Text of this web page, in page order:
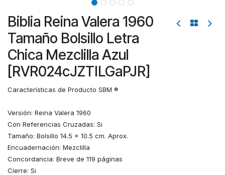
Biblia Reina Valera 1960
Tamaño Bolsillo Letra
Chica Mezclilla Azul
[RVR024cJZTILGaPJR]
Características de Producto SBM ®
Versión: Reina Valera 1960
Con Referencias Cruzadas: Si
Tamaño: Bolsillo 14.5 x 10.5 cm. Aprox.
Encuadernación: Mezclilla
Concordancia: Breve de 119 páginas
Cierre: Si